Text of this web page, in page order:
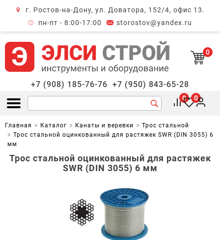
г. Ростов-на-Дону, ул. Доватора, 152/4, офис 13.
пн-пт - 8:00-17:00
storostov@yandex.ru
0
+7 (908) 185-76-76 +7 (950) 843-65-28
Открыть меню
0 0
Главная Каталог Канаты и веревки
Трос стальной
Трос стальной оцинкованный для растяжек SWR (DIN 3055) 6
мм
Трос стальной оцинкованный для растяжек
SWR (DIN 3055) 6 мм